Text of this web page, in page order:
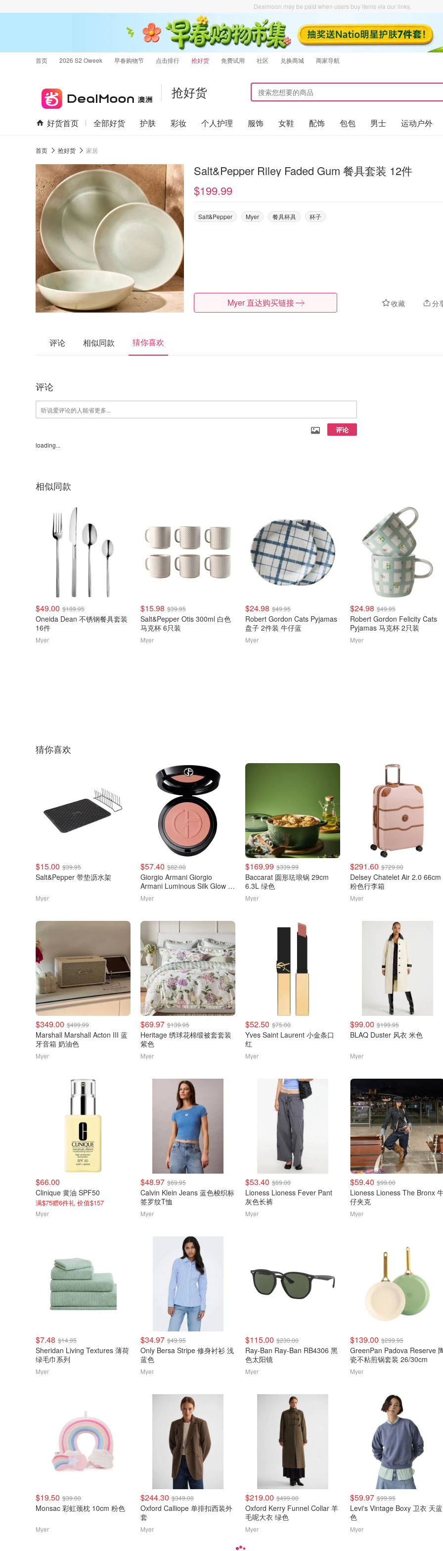
Dealmoon may be paid when users buy items via our links.
首页 2026 S2 Oweek 早春购物节 点击排行 抢好货 免费试用 社区 兑换商城 商家导航
抢好货
好货首页 全部好货 护肤 彩妆 个人护理 服饰 女鞋 配饰 包包 男士 运动户外
首页 抢好货 家居
Salt&Pepper Riley Faded Gum 餐具套装 12件
$199.99
Salt&Pepper Myer 餐具杯具 杯子
收藏 分
Myer 直达购买链接
评论 相似同款 猜你喜欢
评论
评论
loading...
相似同款
$49.00 $189.95
Oneida Dean 不锈钢餐具套装
16件
Myer
$15.98 $39.95
Salt&Pepper Otis 300ml 白色
马克杯 6只装
Myer
$24.98 $49.95
Robert Gordon Cats Pyjamas
盘子 2件装 牛仔蓝
Myer
$24.98 $49.95
Robert Gordon Felicity Cats
Pyjamas 马克杯 2只装
Myer
猜你喜欢
$15.00 $39.95
Salt&Pepper 带垫沥水架
Myer
$57.40 $82.00
Giorgio Armani Giorgio
Armani Luminous Silk Glow 腮
红
Myer
$169.99 $339.99
Baccarat 圆形珐琅锅 29cm
6.3L 绿色
Myer
$291.60 $729.00
Delsey Chatelet Air 2.0 66cm
粉色行李箱
Myer
$349.00 $499.99
Marshall Marshall Acton III 蓝
牙音箱 奶油色
Myer
$69.97 $139.95
Heritage 绣球花棉缎被套套装
紫色
Myer
$52.50 $75.00
Yves Saint Laurent 小金条口
红
Myer
$99.00 $199.95
BLAQ Duster 风衣 米色
Myer
$66.00
Clinique 黄油 SPF50
满$75赠6件礼 价值$157
Myer
$48.97 $69.95
Calvin Klein Jeans 蓝色梭织标
签罗纹T恤
Myer
$53.40 $89.00
Lioness Lioness Fever Pant
灰色长裤
Myer
$59.40 $99.00
Lioness Lioness The Bronx
仔夹克
Myer
$7.48 $14.95
Sheridan Living Textures 薄荷
绿毛巾系列
Myer
$34.97 $49.95
Only Bersa Stripe 修身衬衫 浅
蓝色
Myer
$115.00 $230.00
Ray-Ban Ray-Ban RB4306 黑
色太阳镜
Myer
$139.00 $299.95
GreenPan Padova Reserve
瓷不粘煎锅套装 26/30cm
Myer
$19.50 $39.00
Monsac 彩虹颈枕 10cm 粉色
Myer
$244.30 $349.00
Oxford Calliope 单排扣西装外
套
Myer
$219.00 $499.00
Oxford Kerry Funnel Collar 羊
毛呢大衣 绿色
Myer
$59.97 $99.95
Levi's Vintage Boxy 卫衣 天蓝
色
Myer